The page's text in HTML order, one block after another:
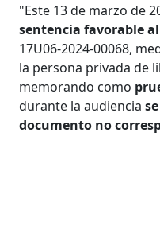
"Este 13 de marzo de
sentencia favorable
17U06-2024-00068,
la persona privada de
memorando como
durante la audiencia
documento no